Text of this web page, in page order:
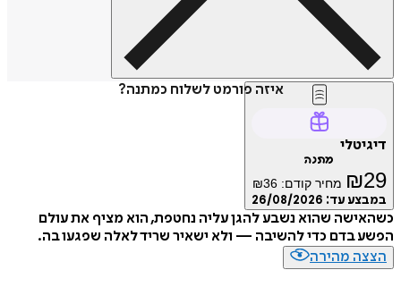
איזה פורמט לשלוח כמתנה?
₪ מחיר קודם: ₪36
עד:26/08/2026
שהוא נשבע להגן עליה נחטפת, הוא מציף את עולם
בדם כדי להשיבה — ולא ישאיר שריד לאלה שפגעו בה.
מהירה